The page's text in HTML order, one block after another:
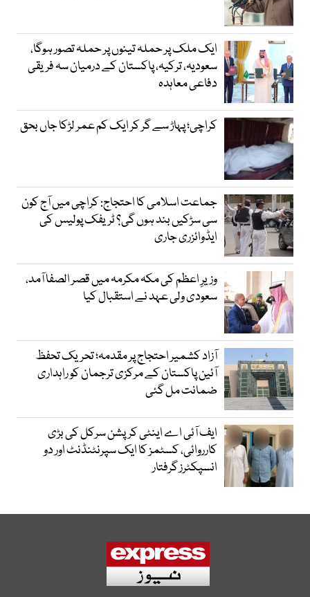
ایک ملک پر حملہ تینوں پر حملہ تصور ہوگا،
سعودیہ، ترکیہ، پاکستان کے درمیان سہ فریقی
دفاعی معاہدہ
کراچی؛ پہاڑ سے گر کر ایک کم عمر لڑکا جاں بحق
جماعت اسلامی کا احتجاج: کراچی میں آج کون
سی سڑکیں بند ہوں گی؟ ٹریفک پولیس کی
ایڈوائزری جاری
وزیرِ اعظم کی مکہ مکرمہ میں قصر الصفا آمد،
سعودی ولی عہد نے استقبال کیا
آزاد کشمیر احتجاج پر مقدمہ؛ تحریک تحفظ
آئین پاکستان کے مرکزی ترجمان کو راہداری
ضمانت مل گئی
ایف آئی اے اینٹی کرپشن سرکل کی بڑی
کارروائی، کسٹمز کا ایک سپرنٹنڈنٹ اور دو
انسپکٹرز گرفتار